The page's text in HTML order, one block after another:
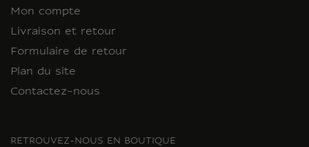
Mon compte
Livraison et retour
Formulaire de retour
Plan du site
Contactez-nous
RETROUVEZ-NOUS EN BOUTIQUE